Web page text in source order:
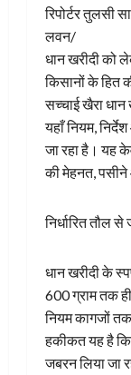
रिपोर्टर तुलसी
लवन/
धान खरीदी को
किसानों के हित
सच्चाई खैरा
यहाँ नियम,
जा रहा है। यह
की मेहनत,
निर्धारित तौल
धान खरीदी के
600 ग्राम तक
नियम कागजों
हकीकत यह है कि
जबरन लिया जा